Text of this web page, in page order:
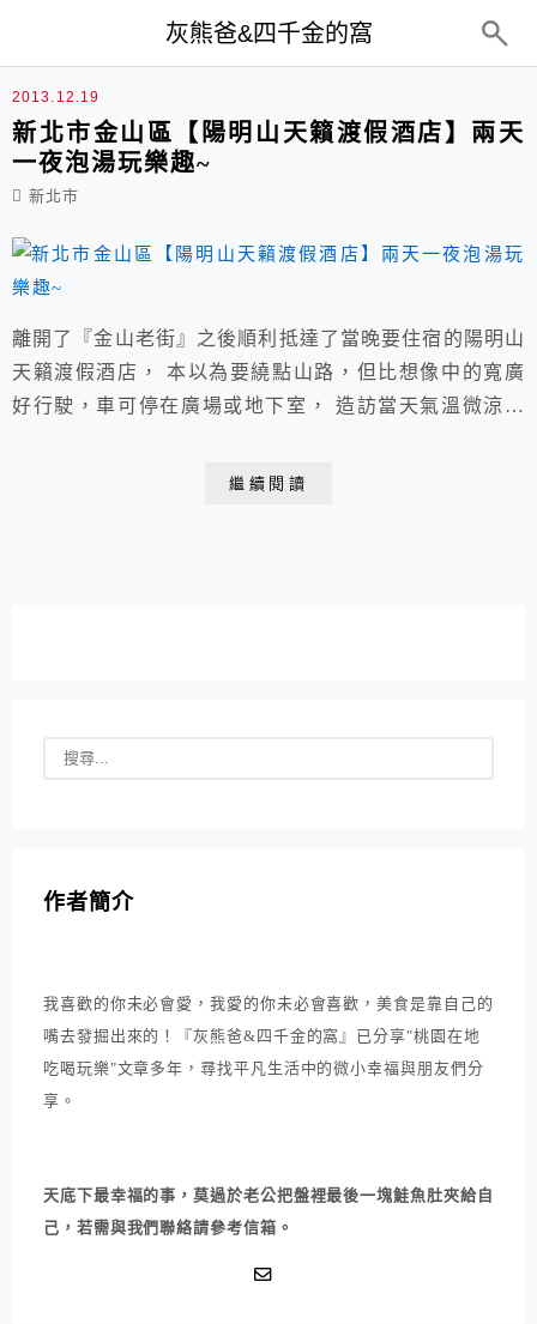
灰熊爸&四千金的窩
絢彩廳
2013.12.19
新北市金山區【陽明山天籟渡假酒店】兩天
一夜泡湯玩樂趣~
新北市
離開了『金山老街』之後順利抵達了當晚要住宿的陽明山
天籟渡假酒店， 本以為要繞點山路，但比想像中的寬廣
好行駛，車可停在廣場或地下室， 造訪當天氣溫微涼，
繼續閱讀
作者簡介
我喜歡的你未必會愛，我愛的你未必會喜歡，美食是靠自己的
嘴去發掘出來的！『灰熊爸&四千金的窩』已分享"桃園在地
吃喝玩樂"文章多年，尋找平凡生活中的微小幸福與朋友們分
享。
天底下最幸福的事，莫過於老公把盤裡最後一塊鮭魚肚夾給自
己，若需與我們聯絡請參考信箱。